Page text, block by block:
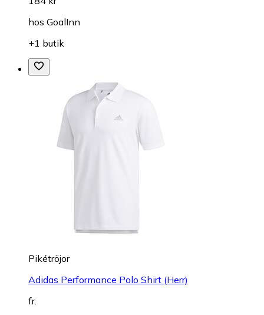
hos GoalInn
+1 butik
Pikétröjor
Adidas Performance Polo Shirt (Herr)
fr.